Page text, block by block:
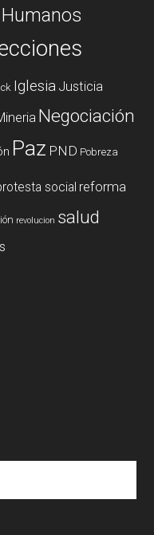
Iglesia Justicia
Negociación
Paz PND Pobreza
social reforma
revolucion salud